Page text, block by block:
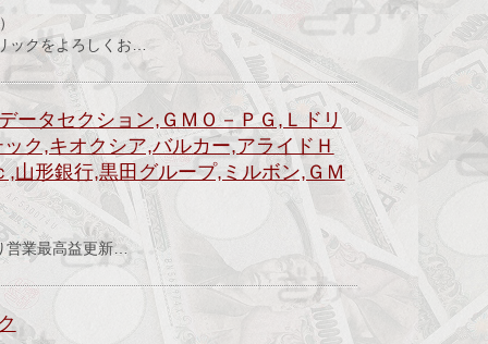
ックをよろしくお…
ータセクション,ＧＭＯ－ＰＧ,Ｌドリ
ク,キオクシア,バルカー,アライドＨ
山形銀行,黒田グループ,ミルボン,ＧＭ
業最高益更新…